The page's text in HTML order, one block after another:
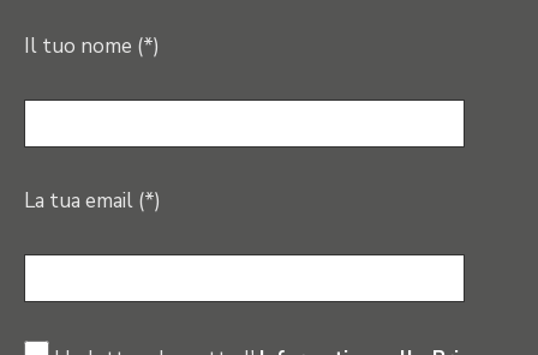
Il tuo nome (*)
La tua email (*)